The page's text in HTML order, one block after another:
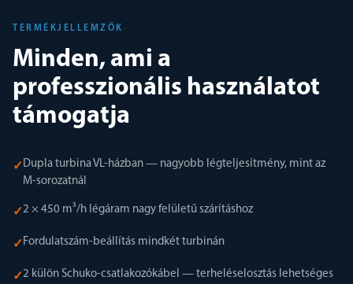
TERMÉKJELLEMZŐK
Minden, ami a
professzionális használatot
támogatja
✓ Dupla turbina VL-házban — nagyobb légteljesítmény, mint az
M-sorozatnál
✓2 × 450 m³/h légáram nagy felületű szárításhoz
✓ Fordulatszám-beállítás mindkét turbinán
✓2 külön Schuko-csatlakozókábel — terheléselosztás lehetséges